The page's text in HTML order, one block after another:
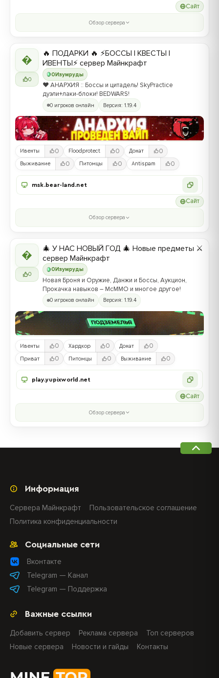
Сайт
Обзор сервера

0
0Изумруды
🔥 ПОДАРКИ 🔥 ⚡БОССЫ | КВЕСТЫ |
ИВЕНТЫ⚡ сервер Майнкрафт
❤️ АНАРХИЯ :: Боссы и цитадель! SkyPractice
дуэли+лаки-блоки! BEDWARS!
0 игроков онлайн Версия: 1.19.4
Ивенты 0 Floodprotect 0 Донат 0
Выживание 0 Питомцы 0 Antispam 0
msk.bear-land.net
Сайт
Обзор сервера

0
0 Изумруды
🎄 У НАС НОВЫЙ ГОД 🎄 Новые предметы ⚔️
сервер Майнкрафт
Новая Броня и Оружие, Данжи и Боссы, Аукцион,
Прокачка навыков – McMMO и многое другое!
0 игроков онлайн Версия: 1.19.4
Ивенты 0 Хардкор 0 Донат 0
Приват 0 Питомцы 0 Выживание 0
play.yupixworld.net
Сайт
Обзор сервера
Важные ссылки
Добавить сервер Реклама сервера
Топ серверов
Новые сервера
Новости и гайды Контакты
Социальные сети
Вконтакте
Telegram — Канал
Telegram — Поддержка
Информация
Сервера Майнкрафт
Пользовательское соглашение
Политика конфиденциальности